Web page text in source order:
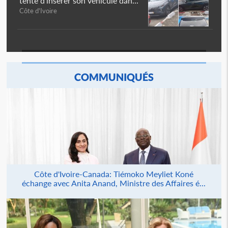
Côte d'Ivoire
COMMUNIQUÉS
Côte d'Ivoire-Canada: Tiémoko Meyliet Koné
échange avec Anita Anand, Ministre des Affaires é...